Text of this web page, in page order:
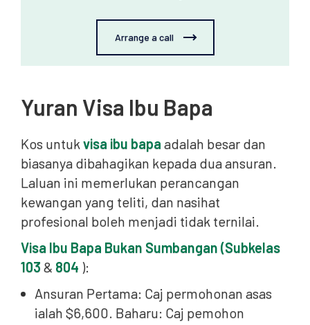
Arrange a call
Yuran Visa Ibu Bapa
Kos untuk visa ibu bapa adalah besar dan
biasanya dibahagikan kepada dua ansuran.
Laluan ini memerlukan perancangan
kewangan yang teliti, dan nasihat
profesional boleh menjadi tidak ternilai.
Visa Ibu Bapa Bukan Sumbangan (Subkelas
103 & 804 ):
Ansuran Pertama: Caj permohonan asas
ialah $6,600. Baharu: Caj pemohon